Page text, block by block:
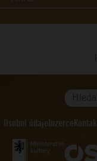
Hledat...
Osobní údajeInzerce